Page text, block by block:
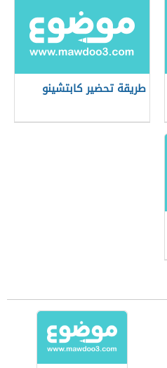
طريقة تحضير كابتشينو